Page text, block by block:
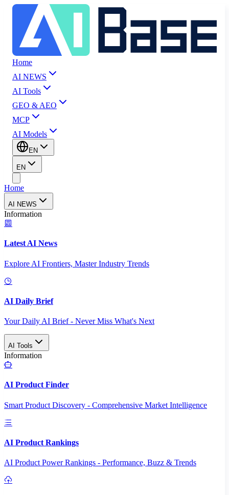
Home
AI NEWS
AI Tools
GEO & AEO
MCP
AI Models
EN
EN
Home
AI NEWS
Information
Latest AI News
Explore AI Frontiers, Master Industry Trends
AI Daily Brief
Your Daily AI Brief - Never Miss What's Next
AI Tools
Information
AI Product Finder
Smart Product Discovery - Comprehensive Market Intelligence
AI Product Rankings
AI Product Power Rankings - Performance, Buzz & Trends